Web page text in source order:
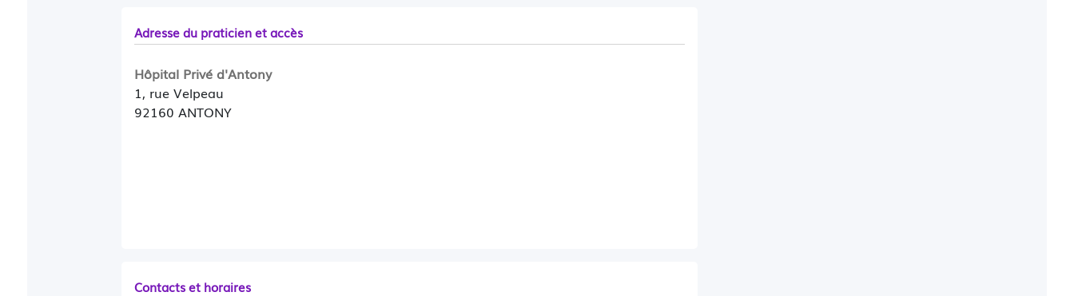
Adresse du praticien et accès
Hôpital Privé d'Antony
1, rue Velpeau
92160 ANTONY
Contacts et horaires